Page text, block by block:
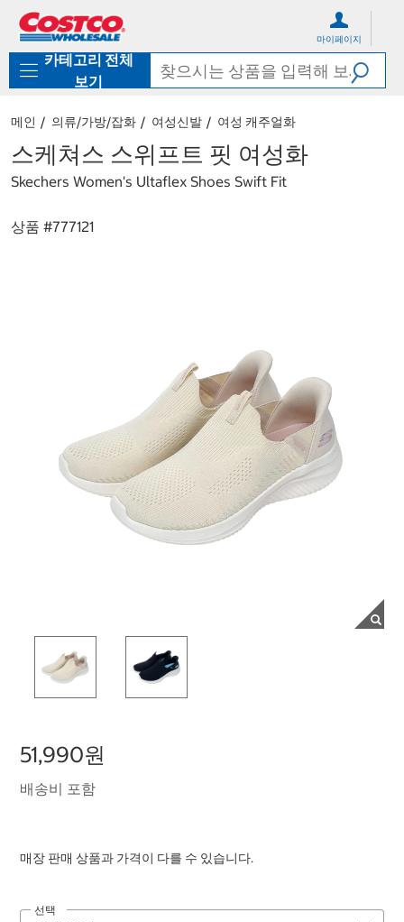
로
기
가
마이페이지
카테고리 전체
보기
메인 의류/가방/잡화 여성신발 여성 캐주얼화
스케쳐스 스위프트 핏 여성화
Skechers Women's Ultaflex Shoes Swift Fit
상품 #777121
51,990원
배송비 포함
매장 판매 상품과 가격이 다를 수 있습니다.
선택